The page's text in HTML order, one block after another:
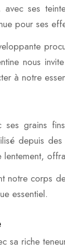
avec ses
pour ses
nous
à notre
ses grains
depuis
lentement,
notre corps
essentiel.
sa riche